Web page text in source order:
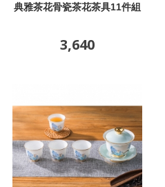
典雅茶花骨瓷茶花茶具11件組
3,640